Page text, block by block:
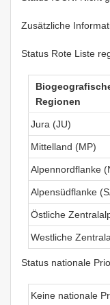
Zusätzliche
Status Rote Liste
Regionen
Jura (JU)
Mittelland (MP)
Alpennordflanke
Alpensüdflanke
Östliche
Westliche
Status nationale
Keine nationale